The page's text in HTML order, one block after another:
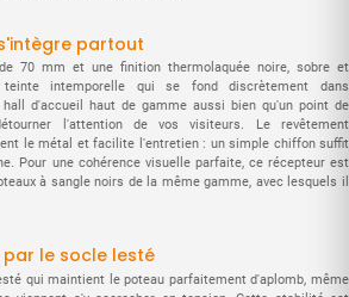
partout
70 mm et une finition thermolaquée noire, sobre et
intemporelle qui se fond discrètement dans
d'accueil haut de gamme aussi bien qu'un point de
l'attention de vos visiteurs. Le revêtement
le métal et facilite l'entretien : un simple chiffon suffit
Pour une cohérence visuelle parfaite, ce récepteur est
à sangle noirs de la même gamme, avec lesquels il
le socle lesté
qui maintient le poteau parfaitement d'aplomb, même